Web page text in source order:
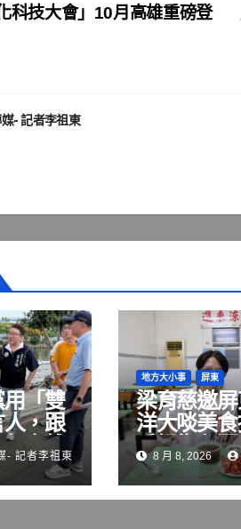
科技大會」10月高雄重磅登
- 記者李祖東
「雙
，跟
高雄
- 記者李祖東
地方大小事 屏東
梁育慈邀
洋大啖美
手掃街拜票
8 月 8, 2026